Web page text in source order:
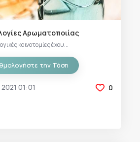
Αρωματοποιίας
καινοτομίες έχου...
την Τάση
01:01 0